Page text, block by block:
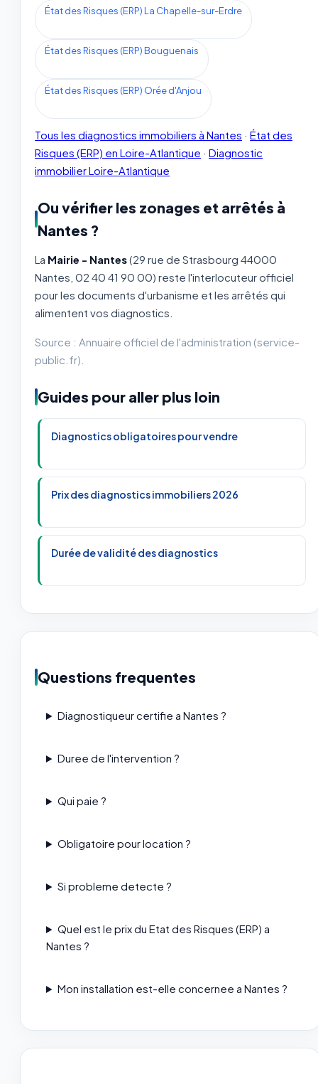
État des Risques (ERP) La Chapelle-sur-Erdre
État des Risques (ERP) Bouguenais
État des Risques (ERP) Orée d'Anjou
Tous les diagnostics immobiliers à Nantes · État des
Risques (ERP) en Loire-Atlantique · Diagnostic
immobilier Loire-Atlantique
Ou vérifier les zonages et arrêtés à
Nantes ?
La Mairie - Nantes(29 rue de Strasbourg 44000
Nantes, 02 40 41 90 00) reste l'interlocuteur officiel
pour les documents d'urbanisme et les arrêtés qui
alimentent vos diagnostics.
Source : Annuaire officiel de l'administration (service-
public.fr).
Guides pour aller plus loin
Diagnostics obligatoires pour vendre
Prix des diagnostics immobiliers 2026
Durée de validité des diagnostics
Questions frequentes
Diagnostiqueur certifie a Nantes ?
Duree de l'intervention ?
Qui paie ?
Obligatoire pour location ?
Si probleme detecte ?
Quel est le prix du Etat des Risques (ERP) a
Nantes ?
Mon installation est-elle concernee a Nantes ?